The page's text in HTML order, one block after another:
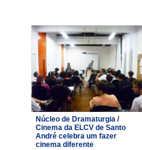
Núcleo de Dramaturgia /
Cinema da ELCV de Santo
André celebra um fazer
cinema diferente